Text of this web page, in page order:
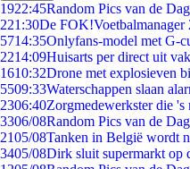
1922:45Random Pics van de
221:30De FOK!Voetbalmanager
5714:35Onlyfans-model met G-
2214:09Huisarts per direct uit
1610:32Drone met explosieven
5509:33Waterschappen slaan
2306:40Zorgmedewerkster die 's
3306/08Random Pics van de
2105/08Tanken in België wordt
3405/08Dirk sluit supermarkt op